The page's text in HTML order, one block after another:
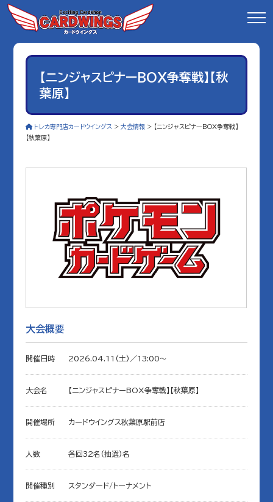
【ニンジャスピナーBOX争奪戦】【秋
葉原】
トレカ専門店カードウイングス >大会情報 > 【ニンジャスピナーBOX争奪戦】
【秋葉原】
大会概要
開催日時 2026.04.11(土)／13:00〜
大会名 【ニンジャスピナーBOX争奪戦】【秋葉原】
開催場所 カードウイングス秋葉原駅前店
人数 各回32名(抽選)名
開催種別 スタンダード/トーナメント